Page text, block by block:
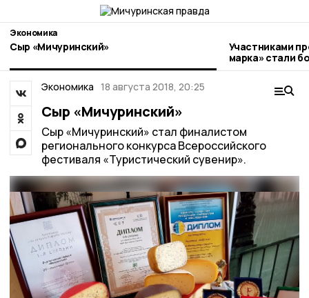
Экономика
Сыр «Мичуринский»
Участниками
марка» стали более 20
Экономика 18 августа 2018, 20:25
Сыр «Мичуринский»
Сыр «Мичуринский» стал финалистом
регионального конкурса Всероссийского
фестиваля «Туристический сувенир».